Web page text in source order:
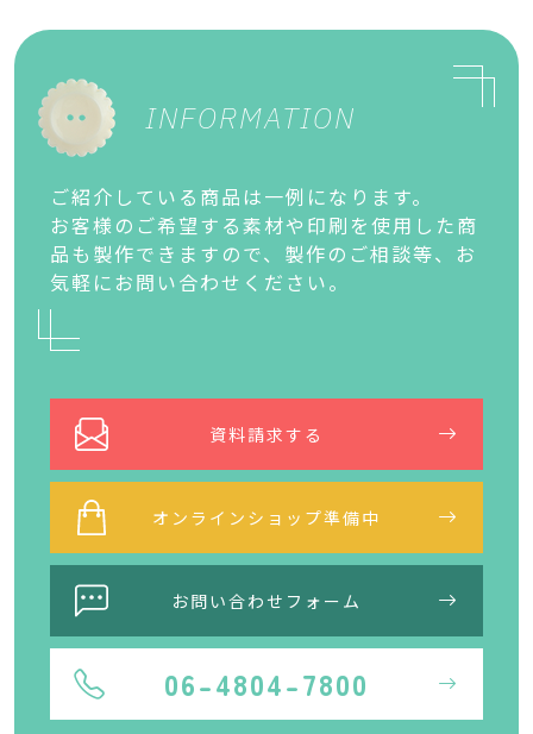
INFORMATION
ご紹介している商品は一例になります。
お客様のご希望する素材や印刷を使用した商
品も製作できますので、製作のご相談等、お
気軽にお問い合わせください。
資料請求する
オンラインショップ準備中
お問い合わせフォーム
06-4804-7800